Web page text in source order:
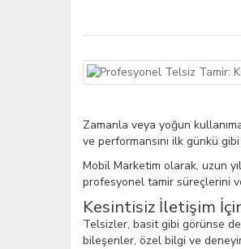
Zamanla veya yoğun
ve performansını ilk günkü
Mobil Marketim olarak, uzun
profesyonel tamir süreçlerini
Kesintisiz İletişim
Telsizler, basit gibi görünse
bileşenler, özel bilgi ve